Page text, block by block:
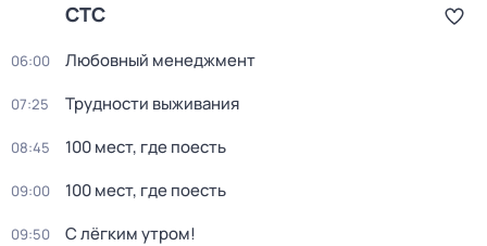
СТС
06:00 Любовный менеджмент
07:25 Трудности выживания
08:45 100 мест, где поесть
09:00 100 мест, где поесть
09:50 С лёгким утром!